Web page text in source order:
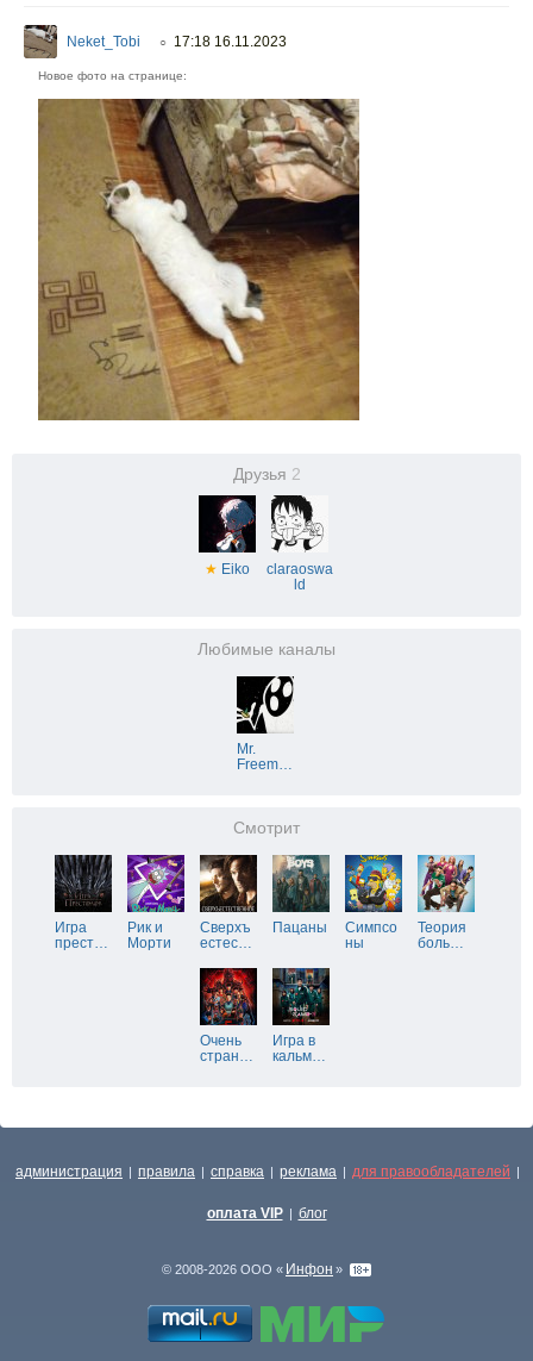
Neket_Tobi ○ 17:18 16.11.2023
Новое фото на странице:
Друзья 2
★ Eiko
claraoswa
ld
Любимые каналы
Mr.
Freem…
Смотрит
Игра
прест…
Рик и
Морти
Сверхъ
естес…
Пацаны
Симпсо
ны
Теория
боль…
Очень
стран…
Игра в
кальм…
администрация | правила | справка | реклама | для правообладателей |
оплата VIP | блог
© 2008-2026 ООО « Инфон »